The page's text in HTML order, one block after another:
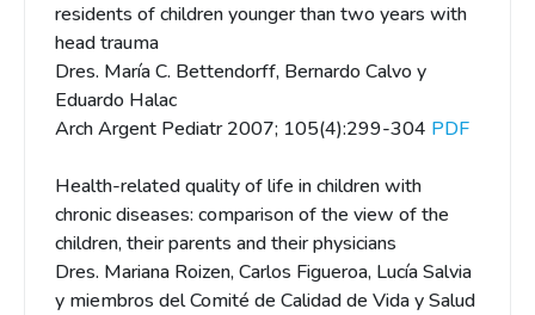
residents of children younger than two years with
head trauma
Dres. María C. Bettendorff, Bernardo Calvo y
Eduardo Halac
Arch Argent Pediatr 2007; 105(4):299-304 PDF
Health-related quality of life in children with
chronic diseases: comparison of the view of the
children, their parents and their physicians
Dres. Mariana Roizen, Carlos Figueroa, Lucía Salvia
y miembros del Comité de Calidad de Vida y Salud